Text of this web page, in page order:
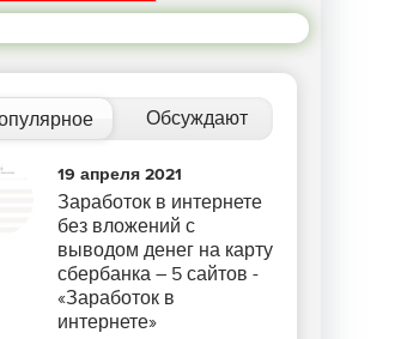
Обсуждают
19 апреля 2021
Заработок в интернете
без вложений с
выводом денег на карту
сбербанка – 5 сайтов -
«Заработок в
интернете»